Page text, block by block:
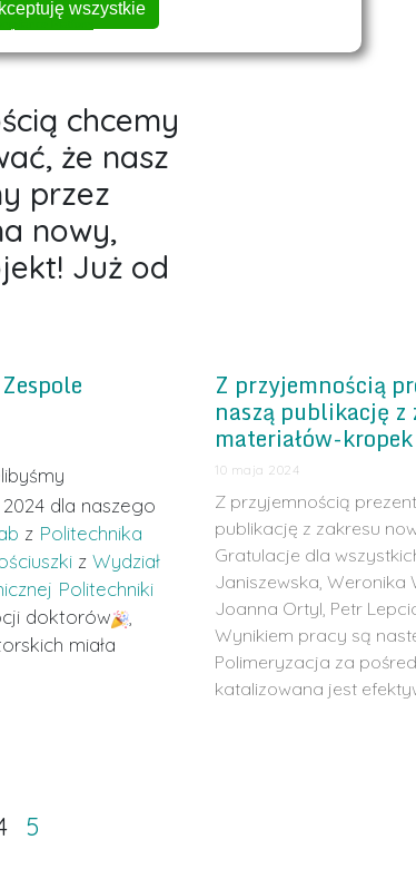
chcemy
że nasz
przez
nowy,
Już od
dla naszego
z Politechnika
z Wydział
Politechniki
doktorów
,
miała
Z przyjemnością
naszą publikację z
materiałów-
10 maja 2024
Z przyjemnością
publikację z zakresu
Gratulacje dla
Janiszewska, Weronika
Joanna Ortyl, Petr
Wynikiem pracy są
Polimeryzacja za
katalizowana jest
5
wszystkie
Platform